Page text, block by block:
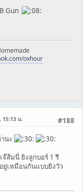
Gun
oxhour
#188
15:13 น.
นะ
จ๊ส้มนี่ ยิงลูกบอร์ 1 รึ
ยู่เหมือนกันแบบยิงวัว